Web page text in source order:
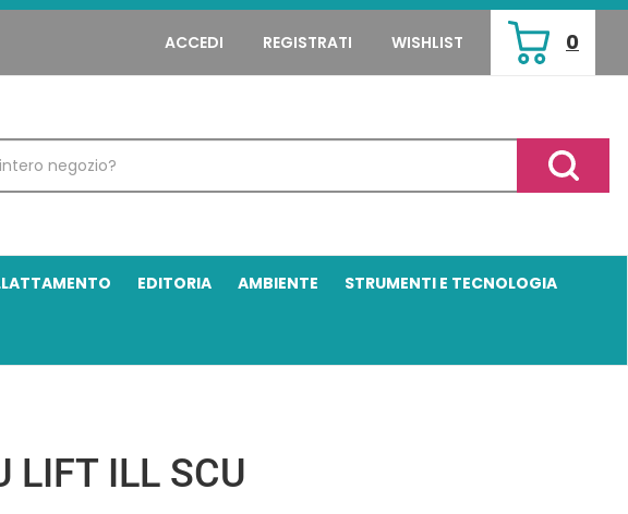
ACCEDI REGISTRATI WISHLIST 0
ARTICOLI
INSERITI
Cerca
EDITORIA AMBIENTE STRUMENTI E TECNOLOGIA
LIFT ILL SCU